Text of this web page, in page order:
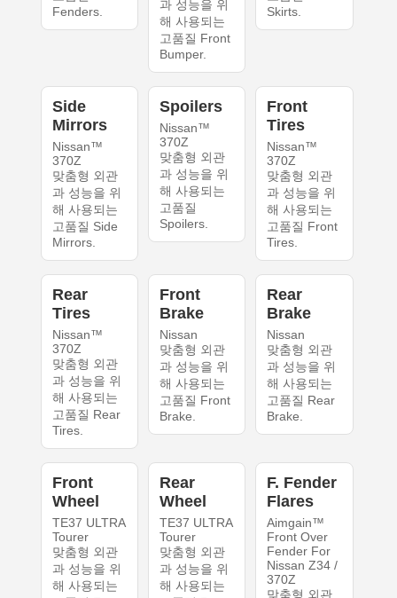
Fenders.
과 성능을 위
해 사용되는
고품질 Front
Bumper.
Skirts.
Side
Mirrors
Nissan™
370Z
맞춤형 외관
과 성능을 위
해 사용되는
고품질 Side
Mirrors.
Spoilers
Nissan™
370Z
맞춤형 외관
과 성능을 위
해 사용되는
고품질
Spoilers.
Front
Tires
Nissan™
370Z
맞춤형 외관
과 성능을 위
해 사용되는
고품질 Front
Tires.
Rear
Tires
Nissan™
370Z
맞춤형 외관
과 성능을 위
해 사용되는
고품질 Rear
Tires.
Front
Brake
Nissan
맞춤형 외관
과 성능을 위
해 사용되는
고품질 Front
Brake.
Rear
Brake
Nissan
맞춤형 외관
과 성능을 위
해 사용되는
고품질 Rear
Brake.
Front
Wheel
TE37 ULTRA
Tourer
맞춤형 외관
과 성능을 위
해 사용되는
Rear
Wheel
TE37 ULTRA
Tourer
맞춤형 외관
과 성능을 위
해 사용되는
F. Fender
Flares
Aimgain™
Front Over
Fender For
Nissan Z34 /
370Z
맞춤형 외관